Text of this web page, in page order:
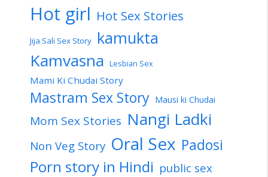
Hot girl Hot Sex Stories
Jija Sali Sex Story kamukta
Kamvasna Lesbian Sex
Mami Ki Chudai Story
Mastram Sex Story Mausi ki Chudai
Mom Sex Stories Nangi Ladki
Non Veg Story Oral Sex Padosi
Porn story in Hindi public sex